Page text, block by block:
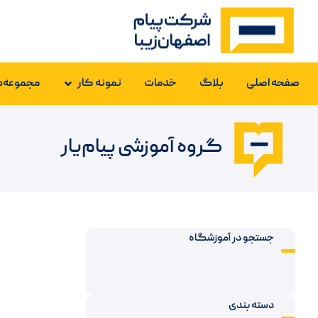
صفحه اصلی بلاگ خدمات نمونه کار
گروه آموزشی پیام‌یار
جستجو در آموزشگاه
دسته بندی